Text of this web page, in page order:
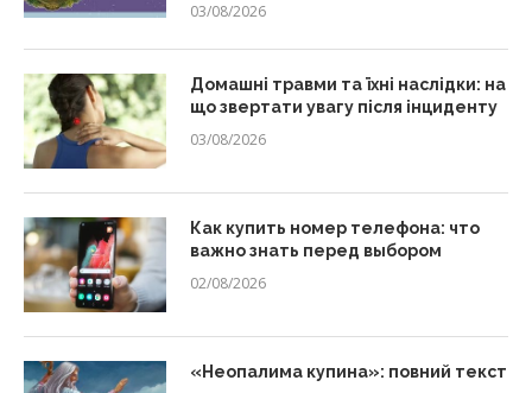
03/08/2026
Домашні травми та їхні наслідки: на
що звертати увагу після інциденту
03/08/2026
Как купить номер телефона: что
важно знать перед выбором
02/08/2026
«Неопалима купина»: повний текст